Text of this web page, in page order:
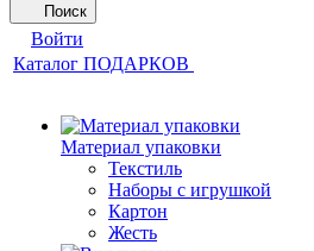
Поиск
Войти
Каталог ПОДАРКОВ
Материал упаковки
Текстиль
Наборы с игрушкой
Картон
Жесть